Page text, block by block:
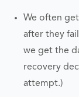
We often
after they
we get the
recovery
attempt.)